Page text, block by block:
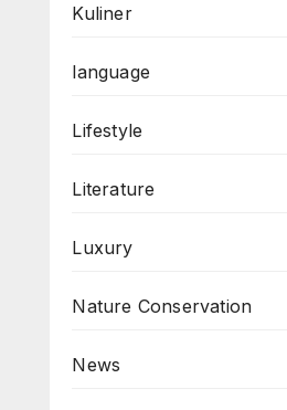
Kuliner
language
Lifestyle
Literature
Luxury
Nature Conservation
News